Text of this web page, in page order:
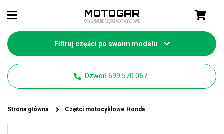
Filtruj części po swoim modelu
Dzwoń 699 570 067
Strona główna Części motocyklowe Honda